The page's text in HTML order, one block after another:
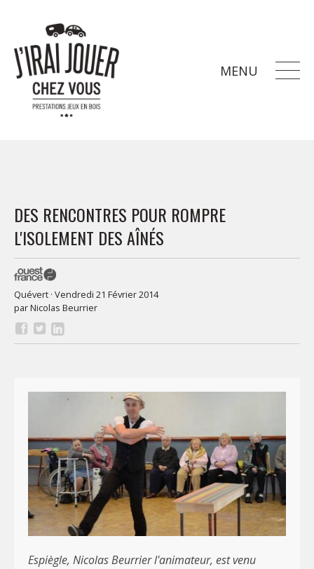
MENU
DES RENCONTRES POUR ROMPRE
L'ISOLEMENT DES AÎNÉS
Quévert · Vendredi 21 Février 2014
parNicolas Beurrier
Espiègle, Nicolas Beurrier l'animateur, est venu